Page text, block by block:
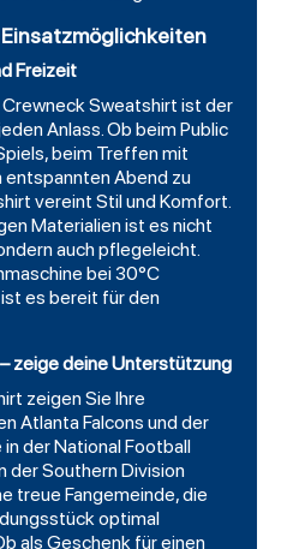
Freizeit
Sweatshirt ist der
Anlass. Ob beim Public
beim Treffen mit
entspannten Abend zu
vereint Stil und Komfort.
Materialien ist es nicht
auch pflegeleicht.
bei 30°C
es bereit für den
– zeige deine Unterstützung
zeigen Sie Ihre
Atlanta Falcons und der
in der National Football
der Southern Division
treue Fangemeinde, die
optimal
als Geschenk für einen